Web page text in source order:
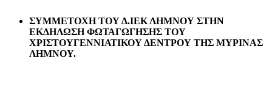
ΣΥΜΜΕΤΟΧΗ ΤΟΥ Δ.ΙΕΚ ΛΗΜΝΟΥ ΣΤΗΝ
ΕΚΔΗΛΩΣΗ ΦΩΤΑΓΩΓΗΣΗΣ ΤΟΥ
ΧΡΙΣΤΟΥΓΕΝΝΙΑΤΙΚΟΥ ΔΕΝΤΡΟΥ ΤΗΣ ΜΥΡΙΝΑΣ
ΛΗΜΝΟΥ.